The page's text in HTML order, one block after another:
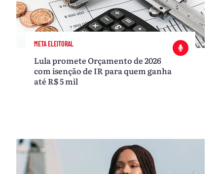
META ELEITORAL
Lula promete Orçamento de 2026
com isenção de IR para quem ganha
até R$ 5 mil